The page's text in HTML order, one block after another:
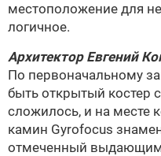
местоположение для
логичное.
Архитектор Евгений
По первоначальному
быть открытый костер
сложилось, и на месте
камин Gyrofocus
отмеченный